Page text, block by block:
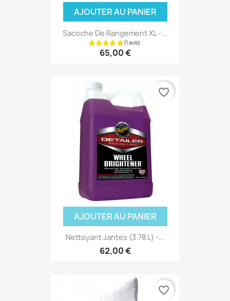
AJOUTER AU PANIER
Sacoche De Rangement XL -...
65,00 €
AJOUTER AU PANIER
Nettoyant Jantes (3.78 L) -...
62,00 €
favorite_border
favorite_border